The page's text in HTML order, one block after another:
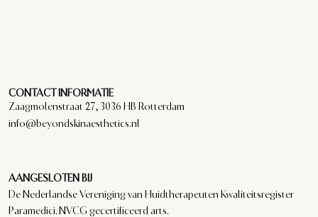
CONTACT INFORMATIE
Zaagmolenstraat 27, 3036 HB Rotterdam
info@beyondskinaesthetics.nl
AANGESLOTEN BIJ
De Nederlandse Vereniging van Huidtherapeuten Kwaliteitsregister
Paramedici. NVCG gecertificeerd arts.